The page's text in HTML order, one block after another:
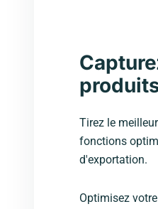
Tirez le
fonctions
d'exportation.
Optimisez